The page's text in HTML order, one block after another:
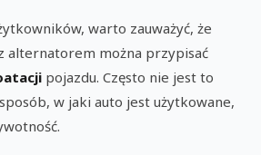
warto zauważyć, że
alternatorem można przypisać
pojazdu. Często nie jest to
w jaki auto jest użytkowane,